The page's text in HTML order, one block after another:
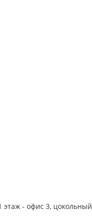
этаж - офис 3, цокольный